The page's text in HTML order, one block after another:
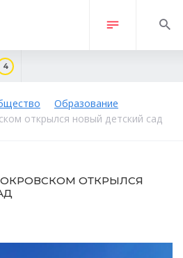
4
Образование
открылся новый детский сад
ОТКРЫЛСЯ